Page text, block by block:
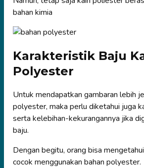
bahan kimia
Karakteristik Baju
Polyester
Untuk mendapatkan gambaran lebih
polyester, maka perlu diketahui juga
serta kelebihan-kekurangannya jika
baju.
Dengan begitu, orang bisa
cocok menggunakan bahan polyester.